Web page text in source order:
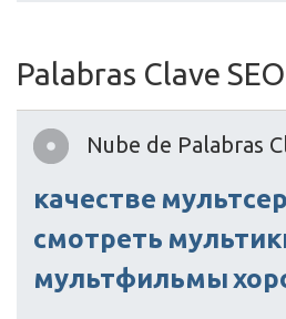
Palabras Clave SEO
Nube de Palabras
качестве
смотреть
мультфильмы